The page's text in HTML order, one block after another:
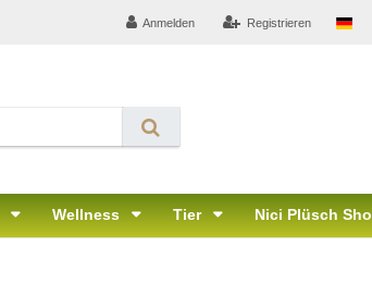
Anmelden Registrieren
Wellness Tier Nici Plüsch